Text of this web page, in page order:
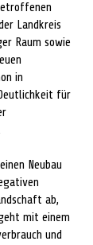
Landkreis
Raum sowie
in
für
ab,
mit einem
und